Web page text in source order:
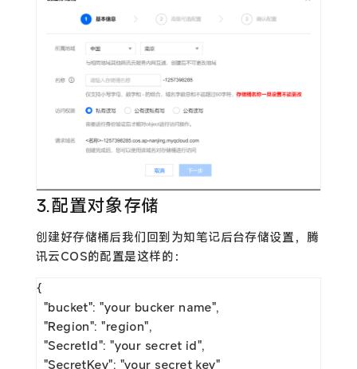
3.配置对象存储
创建好存储桶后我们回到为知笔记后台存储设置，腾
讯云COS的配置是这样的：
{